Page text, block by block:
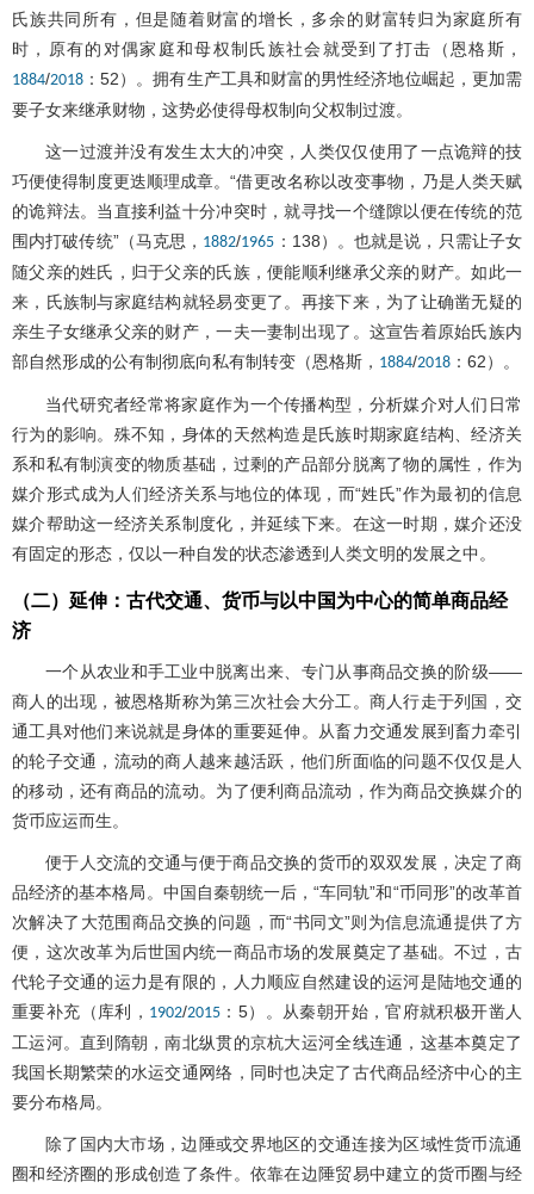
氏族共同所有，但是随着财富的增长，多余的财富转归为家庭所有
时，原有的对偶家庭和母权制氏族社会就受到了打击（恩格斯，
1884/2018 ：52）。拥有生产工具和财富的男性经济地位崛起，更加需
要子女来继承财物，这势必使得母权制向父权制过渡。
这一过渡并没有发生太大的冲突，人类仅仅使用了一点诡辩的技
巧便使得制度更迭顺理成章。“借更改名称以改变事物，乃是人类天赋
的诡辩法。当直接利益十分冲突时，就寻找一个缝隙以便在传统的范
围内打破传统”（马克思， 1882/1965 ：138）。也就是说，只需让子女
随父亲的姓氏，归于父亲的氏族，便能顺利继承父亲的财产。如此一
来，氏族制与家庭结构就轻易变更了。再接下来，为了让确凿无疑的
亲生子女继承父亲的财产，一夫一妻制出现了。这宣告着原始氏族内
部自然形成的公有制彻底向私有制转变（恩格斯， 1884/2018 ：62）。
当代研究者经常将家庭作为一个传播构型，分析媒介对人们日常
行为的影响。殊不知，身体的天然构造是氏族时期家庭结构、经济关
系和私有制演变的物质基础，过剩的产品部分脱离了物的属性，作为
媒介形式成为人们经济关系与地位的体现，而“姓氏”作为最初的信息
媒介帮助这一经济关系制度化，并延续下来。在这一时期，媒介还没
有固定的形态，仅以一种自发的状态渗透到人类文明的发展之中。
（二）延伸：古代交通、货币与以中国为中心的简单商品经
济
一个从农业和手工业中脱离出来、专门从事商品交换的阶级——
商人的出现，被恩格斯称为第三次社会大分工。商人行走于列国，交
通工具对他们来说就是身体的重要延伸。从畜力交通发展到畜力牵引
的轮子交通，流动的商人越来越活跃，他们所面临的问题不仅仅是人
的移动，还有商品的流动。为了便利商品流动，作为商品交换媒介的
货币应运而生。
便于人交流的交通与便于商品交换的货币的双双发展，决定了商
品经济的基本格局。中国自秦朝统一后，“车同轨”和“币同形”的改革首
次解决了大范围商品交换的问题，而“书同文”则为信息流通提供了方
便，这次改革为后世国内统一商品市场的发展奠定了基础。不过，古
代轮子交通的运力是有限的，人力顺应自然建设的运河是陆地交通的
重要补充（库利， 1902/2015 ：5）。从秦朝开始，官府就积极开凿人
工运河。直到隋朝，南北纵贯的京杭大运河全线连通，这基本奠定了
我国长期繁荣的水运交通网络，同时也决定了古代商品经济中心的主
要分布格局。
除了国内大市场，边陲或交界地区的交通连接为区域性货币流通
圈和经济圈的形成创造了条件。依靠在边陲贸易中建立的货币圈与经